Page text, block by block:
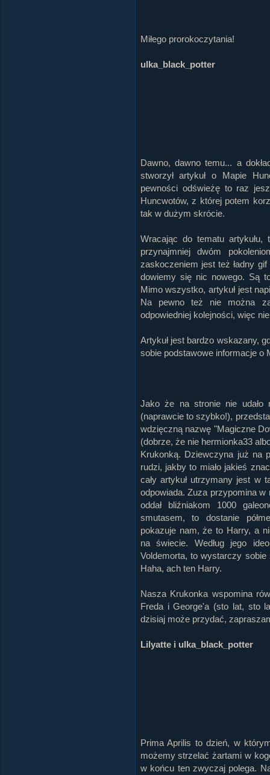
Miłego prorokoczytania!
ulka_black_potter
Dawno, dawno temu... a
stworzył artykuł o Mapie
pewności odświeżę to raz
Huncwotów, z której potem
tak w dużym skrócie.
Wracając do tematu
przynajmniej dwóm
zaskoczeniem jest też ładny
dowiemy się nic nowego. Są
Mimo wszystko, artykuł jest
Na pewno też nie można
odpowiedniej kolejności, więc
Artykuł jest bardzo wskazany,
sobie podstawowe informacje o
Jako że na stronie nie udało
(naprawcie to szybko!),
wdzięczną nazwę "Magiczne
(dobrze, że nie hermionka33
Krukonką. Dziewczyna już na
rudzi, jakby to miało jakieś
cały artykuł utrzymany jest w
odpowiada. Zuza przypomina
oddał bliźniakom 1000
smutasem, to dostanie
pokazuje nam, że to Harry, a
na świecie. Według jego
Voldemorta, to wystarczy
Haha, ach ten Harry.
Nasza Krukonka wspomina
Freda i George'a (sto lat, sto
dzisiaj może przydać,
Lilyatte i ulka_black_potter
Prima Aprilis to dzień, w
możemy strzelać żartami w
w końcu ten zwyczaj polega.